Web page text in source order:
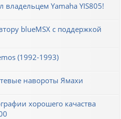
владельцем Yamaha YIS805!
blueMSX с поддержкой
(1992-1993)
навороты Ямахи
хорошего качаства